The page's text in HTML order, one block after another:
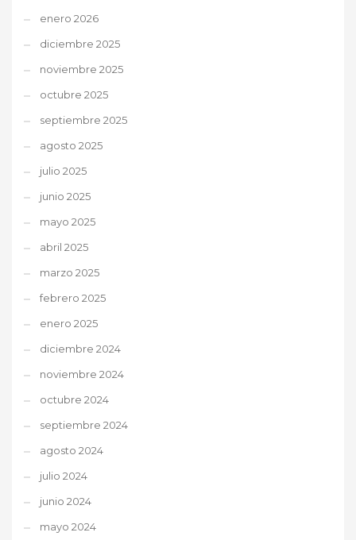
enero 2026
diciembre 2025
noviembre 2025
octubre 2025
septiembre 2025
agosto 2025
julio 2025
junio 2025
mayo 2025
abril 2025
marzo 2025
febrero 2025
enero 2025
diciembre 2024
noviembre 2024
octubre 2024
septiembre 2024
agosto 2024
julio 2024
junio 2024
mayo 2024